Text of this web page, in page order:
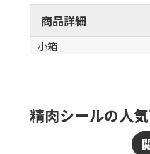
商品詳細
商品説明
メーカー品番
材質
小箱
精肉シールの人